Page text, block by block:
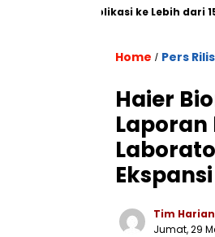
Publikasi ke Lebih dari 150
Home / Pers Rilis
Haier
Tim
Jumat, 29